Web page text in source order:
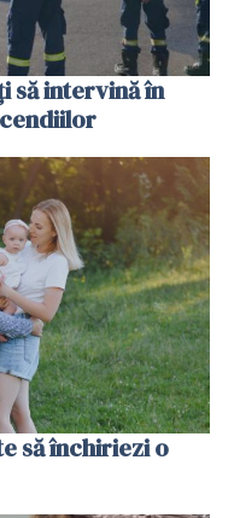
să intervină în
să închiriezi o